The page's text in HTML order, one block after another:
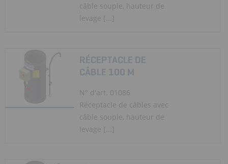
câble souple, hauteur de
levage [...]
RÉCEPTACLE DE
CÂBLE 100 M
N° d'art. 01086
Réceptacle de câbles avec
câble souple, hauteur de
levage [...]